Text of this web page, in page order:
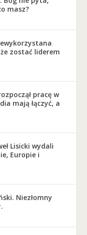
masz?
zostać liderem
pracę w
mają łączyć, a
Lisicki wydali
Europie i
Niezłomny